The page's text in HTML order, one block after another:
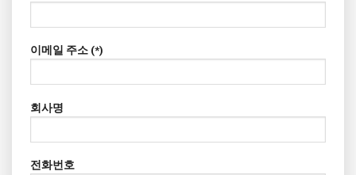
이메일 주소 (*)
회사명
전화번호